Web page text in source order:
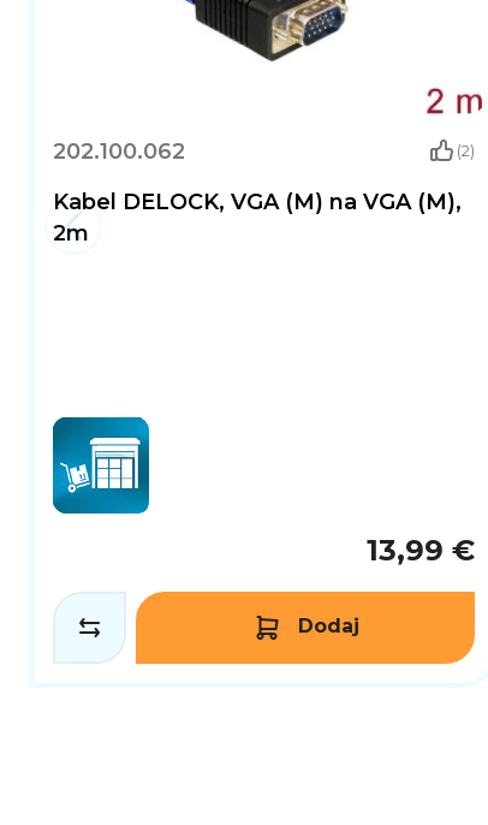
202.100.062 (2)
Kabel DELOCK, VGA (M) na VGA (M),
2m
13,99 €
Dodaj